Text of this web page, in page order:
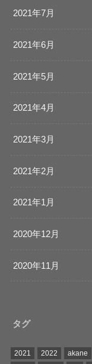
2021年7月
2021年6月
2021年5月
2021年4月
2021年3月
2021年2月
2021年1月
2020年12月
2020年11月
タグ
2021 2022 akane